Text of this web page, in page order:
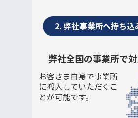
2. 弊社事業所へ持ち込
弊社全国の事業所で
お客さま自身で事業所
に搬入していただくこ
とが可能です。